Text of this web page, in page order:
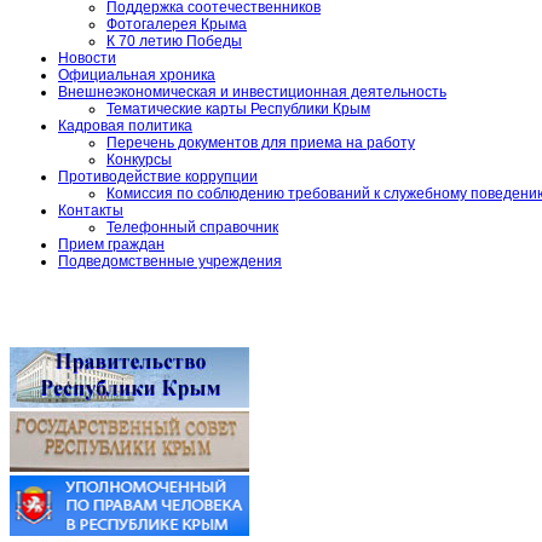
Поддержка соотечественников
Фотогалерея Крыма
К 70 летию Победы
Новости
Официальная хроника
Внешнеэкономическая и инвестиционная деятельность
Тематические карты Республики Крым
Кадровая политика
Перечень документов для приема на работу
Конкурсы
Противодействие коррупции
Комиссия по соблюдению требований к служебному
Контакты
Телефонный справочник
Прием граждан
Подведомственные учреждения